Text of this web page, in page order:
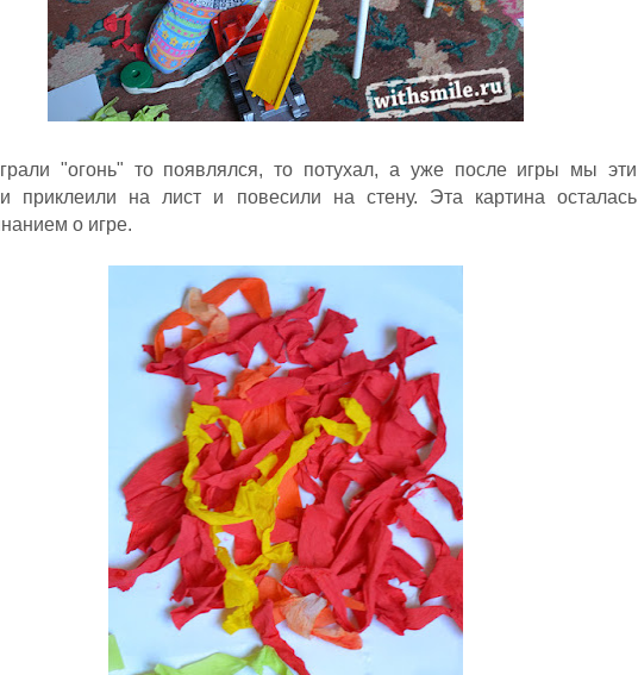
"огонь" то появлялся, то потухал, а уже после игры мы эти
приклеили на лист и повесили на стену. Эта картина осталась
о игре.